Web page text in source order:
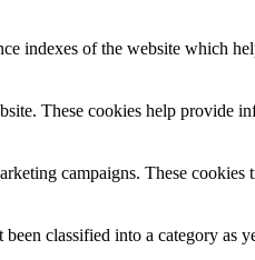
indexes of the website which
These cookies help provide
campaigns. These
classified into a category as